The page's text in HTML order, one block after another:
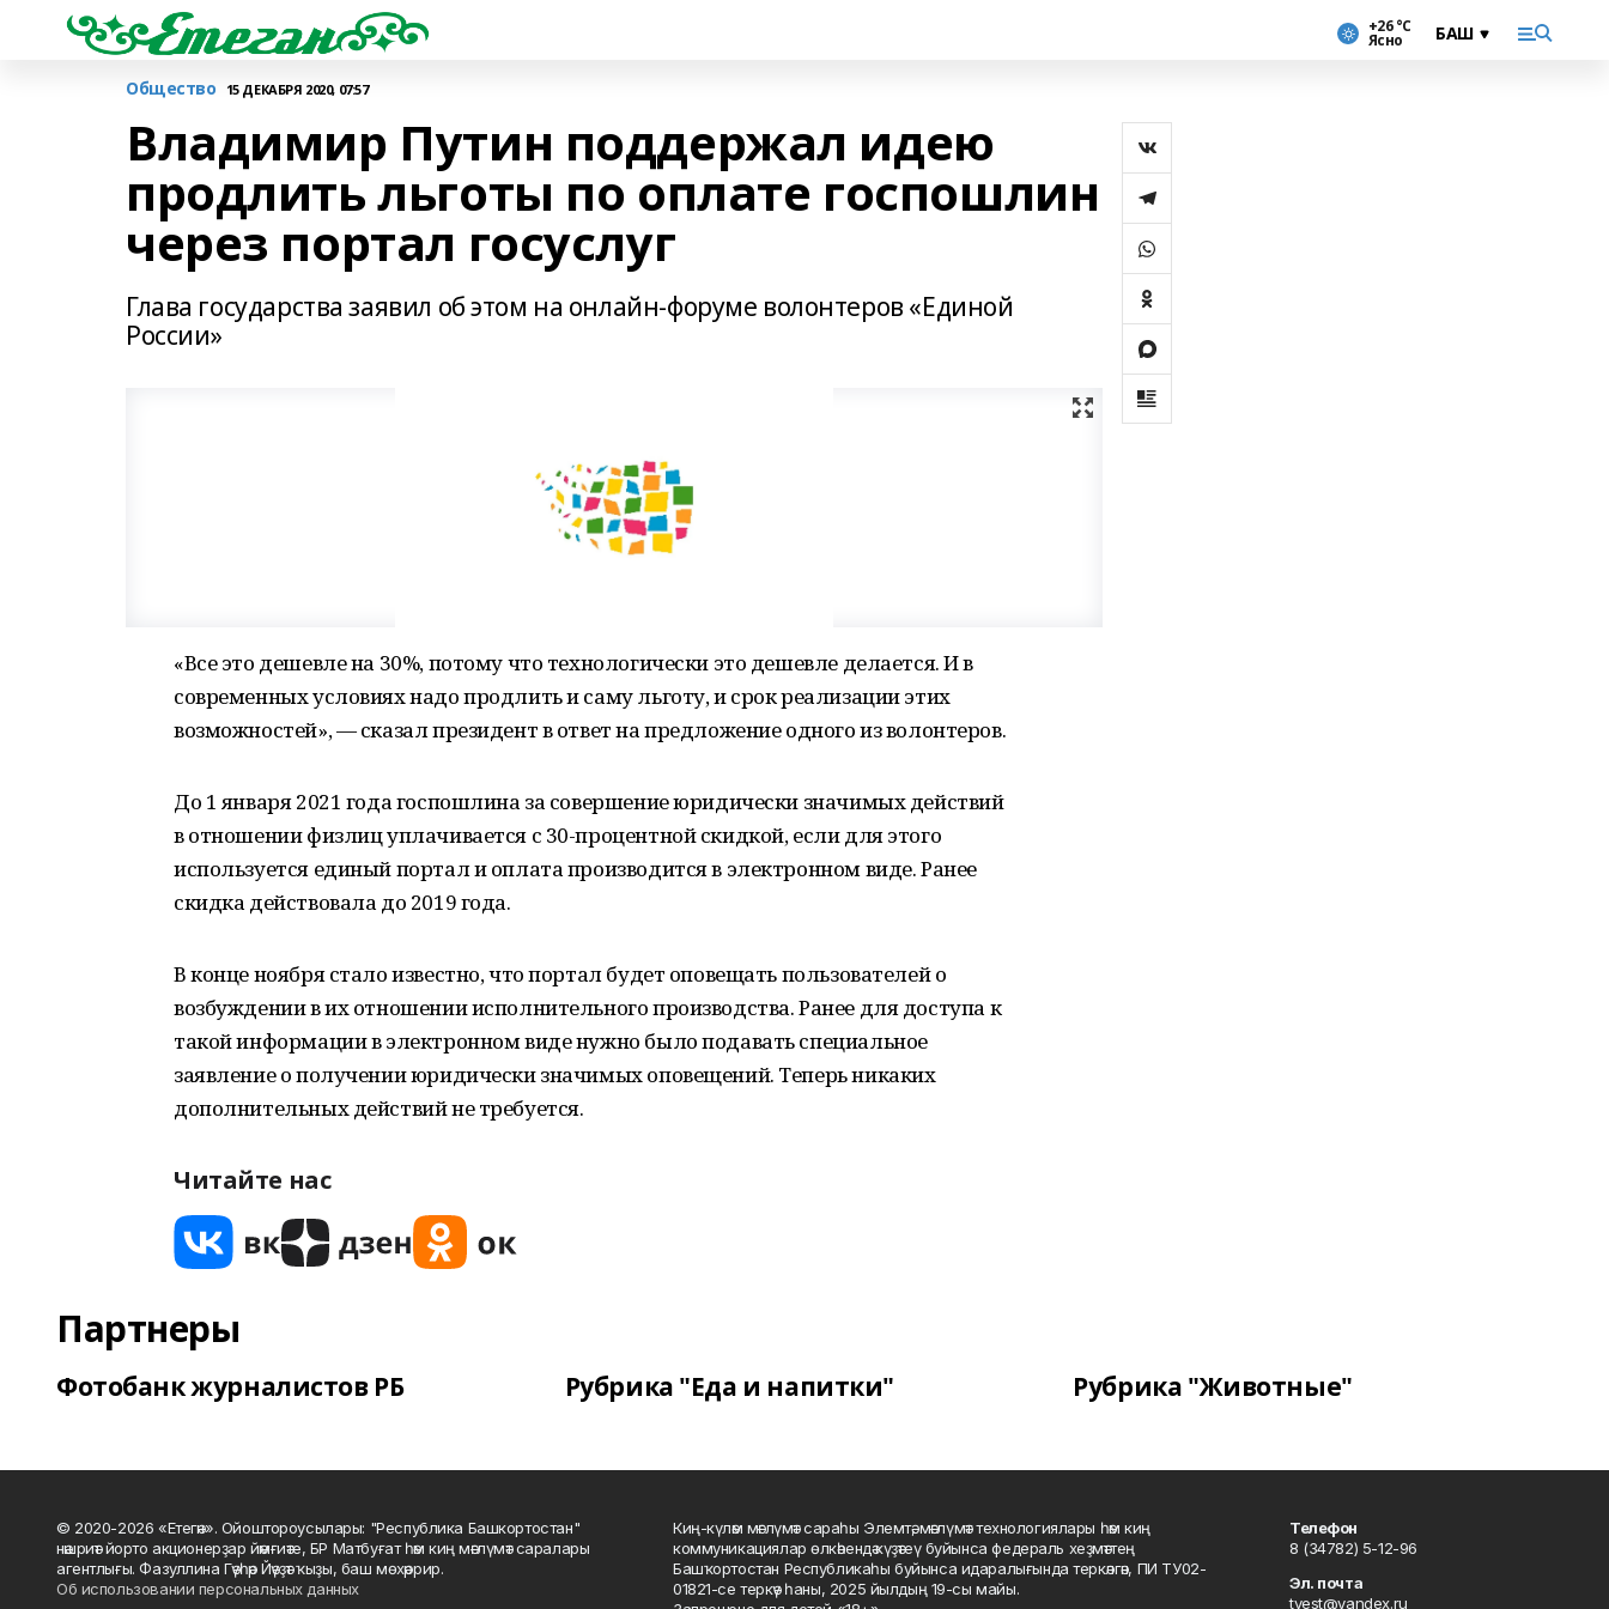
+26 °С
Ясно
Общество 15 ДЕКАБРЯ 2020, 07:57
Владимир Путин поддержал идею
продлить льготы по оплате госпошлин
через портал госуслуг
Глава государства заявил об этом на онлайн-форуме волонтеров «Единой
России»
«Все это дешевле на 30%, потому что технологически это дешевле делается. И в
современных условиях надо продлить и саму льготу, и срок реализации этих
возможностей», — сказал президент в ответ на предложение одного из волонтеров.
До 1 января 2021 года госпошлина за совершение юридически значимых действий
в отношении физлиц уплачивается с 30-процентной скидкой, если для этого
используется единый портал и оплата производится в электронном виде. Ранее
скидка действовала до 2019 года.
В конце ноября стало известно, что портал будет оповещать пользователей о
возбуждении в их отношении исполнительного производства. Ранее для доступа к
такой информации в электронном виде нужно было подавать специальное
заявление о получении юридически значимых оповещений. Теперь никаких
дополнительных действий не требуется.
Читайте нас
Партнеры
Фотобанк журналистов РБ Рубрика "Еда и напитки" Рубрика "Животные"
© 2020-2026 «Етегән». Ойоштороусылары: "Республика Башкортостан"
нәшриәт йорто акционерҙар йәмғиәте, БР Матбуғат һәм киң мәғлүмәт саралары
агентлығы. Фазуллина Гәүһәр Йәүҙәт ҡыҙы, баш мөхәррир.
Об использовании персональных данных
Киң-күләм мәғлүмәт сараһы Элемтә, мәғлүмәт технологиялары һәм киң
коммуникациялар өлкәһендә күҙәтеү буйынса федераль хеҙмәттең
Башҡортостан Республикаһы буйынса идаралығында теркәлгән, ПИ ТУ02-
01821-се теркәү һаны, 2025 йылдың 19-сы майы.
Телефон
8 (34782) 5-12-96
Эл. почта
tvest@yandex.ru